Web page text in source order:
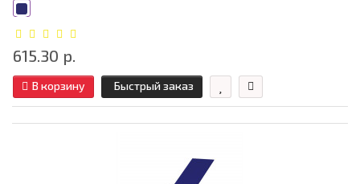
615.30 р.
В корзину Быстрый заказ